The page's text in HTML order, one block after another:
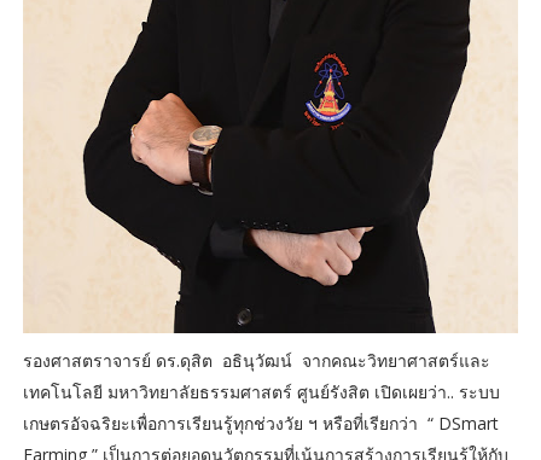
รองศาสตราจารย์ ดร.ดุสิต อธินุวัฒน์ จากคณะวิทยาศาสตร์และ
เทคโนโลยี มหาวิทยาลัยธรรมศาสตร์ ศูนย์รังสิต เปิดเผยว่า.. ระบบ
เกษตรอัจฉริยะเพื่อการเรียนรู้ทุกช่วงวัย ฯ หรือที่เรียกว่า “ DSmart
Farming ” เป็นการต่อยอดนวัตกรรมที่เน้นการสร้างการเรียนรู้ให้กับ